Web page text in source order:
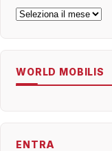
Archivi
WORLD MOBILIS
ENTRA